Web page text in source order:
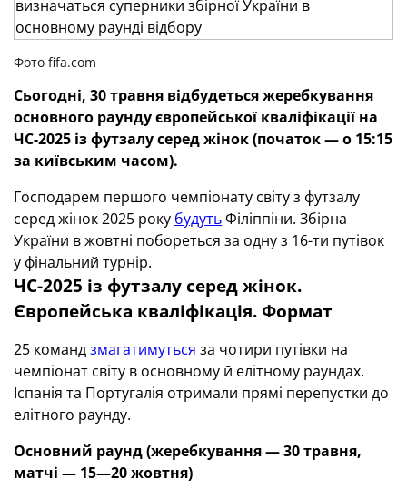
Фото fifa.com
Сьогодні, 30 травня відбудеться жеребкування
основного раунду європейської кваліфікації на
ЧС-2025 із футзалу серед жінок (початок — о 15:15
за київським часом).
Господарем першого чемпіонату світу з футзалу
серед жінок 2025 року будутьФіліппіни. Збірна
України в жовтні побореться за одну з 16-ти путівок
у фінальний турнір.
ЧС-2025 із футзалу серед жінок.
Європейська кваліфікація. Формат
25 командзмагатимуться за чотири путівки на
чемпіонат світу в основному й елітному раундах.
Іспанія та Португалія отримали прямі перепустки до
елітного раунду.
Основний раунд (жеребкування — 30 травня,
матчі — 15—20 жовтня)